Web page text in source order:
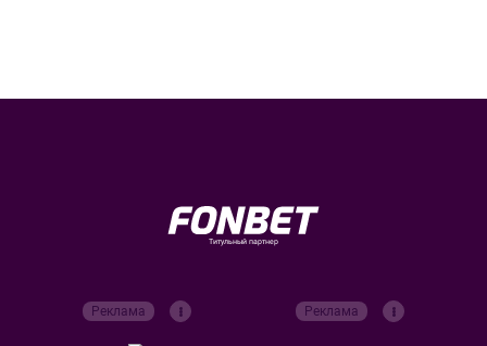
Титульный партнер
Реклама Реклама